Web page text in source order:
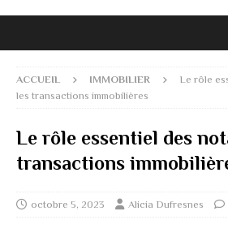
ACCUEIL IMMOBILIER
Le rôle
les transactions immobilières
Le rôle essentiel des
transactions
octobre 5, 2023 Alicia Dufresnes